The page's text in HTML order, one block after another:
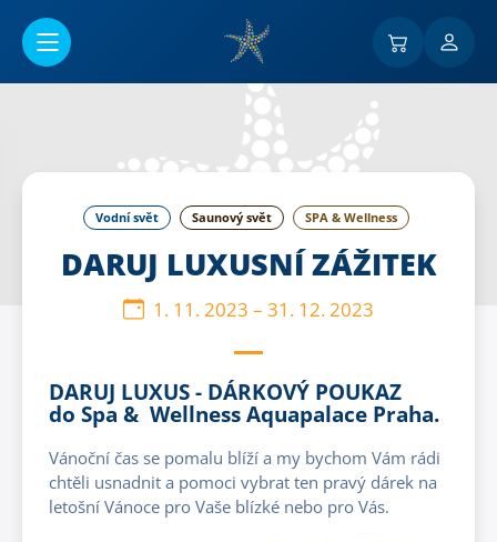
Vodní svět Saunový svět SPA & Wellness
DARUJ LUXUSNÍ ZÁŽITEK
1. 11. 2023 – 31. 12. 2023
DARUJ LUXUS - DÁRKOVÝ POUKAZ
do Spa & Wellness Aquapalace Praha.
Vánoční čas se pomalu blíží a my bychom Vám rádi
chtěli usnadnit a pomoci vybrat ten pravý dárek na
letošní Vánoce pro Vaše blízké nebo pro Vás.